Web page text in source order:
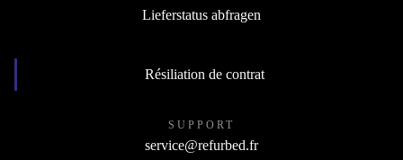
Lieferstatus abfragen
Résiliation de contrat
SUPPORT
service@refurbed.fr